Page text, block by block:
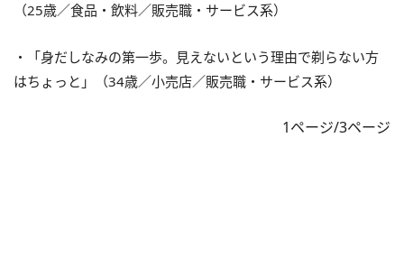
（25歳／食品・飲料／販売職・サービス系）
・「身だしなみの第一歩。見えないという理由で剃らない方
はちょっと」（34歳／小売店／販売職・サービス系）
1ページ/3ページ